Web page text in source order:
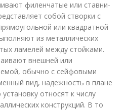
филенчатые или ставни-
собой створки с
или квадратной
из металлических
ламелей между стойками.
внешней или
обычно с сейфовыми
вид, надежность в плане
относят к числу
конструкций. В то